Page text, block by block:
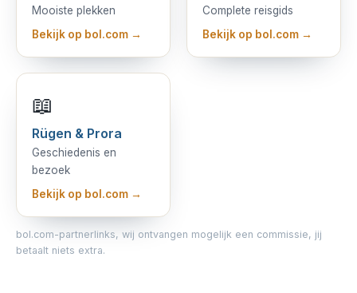
Mooiste plekken
Bekijk op bol.com →
Complete reisgids
Bekijk op bol.com →
📖
Rügen & Prora
Geschiedenis en
bezoek
Bekijk op bol.com →
bol.com-partnerlinks, wij ontvangen mogelijk een commissie, jij
betaalt niets extra.